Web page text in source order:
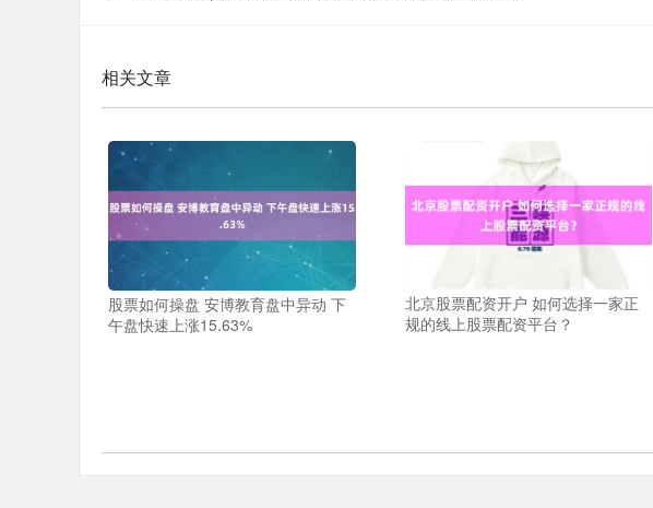
相关文章
股票如何操盘 安博教育盘中异动 下
午盘快速上涨15.63%
北京股票配资开户 如何选择一家正
规的线上股票配资平台？